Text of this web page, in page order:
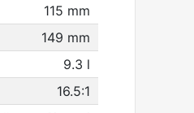
115 mm
149 mm
9.3 l
16.5:1